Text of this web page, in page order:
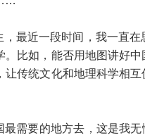
最近一段时间，我一直
比如，能否用地图讲好
让传统文化和地理科学相
需要的地方去，这是我